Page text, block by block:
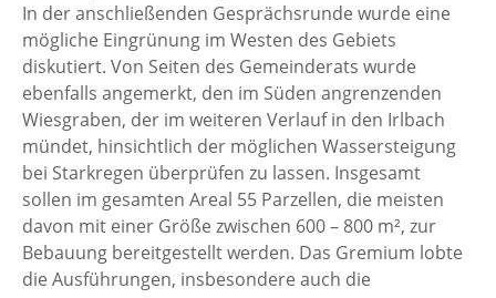
In der anschließenden Gesprächsrunde wurde eine
mögliche Eingrünung im Westen des Gebiets
diskutiert. Von Seiten des Gemeinderats wurde
ebenfalls angemerkt, den im Süden angrenzenden
Wiesgraben, der im weiteren Verlauf in den Irlbach
mündet, hinsichtlich der möglichen Wassersteigung
bei Starkregen überprüfen zu lassen. Insgesamt
sollen im gesamten Areal 55 Parzellen, die meisten
davon mit einer Größe zwischen 600 – 800 m², zur
Bebauung bereitgestellt werden. Das Gremium lobte
die Ausführungen, insbesondere auch die